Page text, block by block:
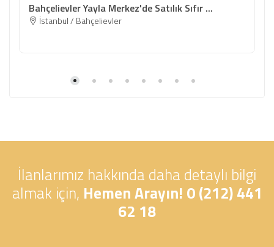
Bahçelievler Yayla Merkez'de Satılık Sıfır ...
İstanbul / Bahçelievler
İlanlarımız hakkında daha detaylı bilgi
almak için, Hemen Arayın! 0 (212) 441
62 18